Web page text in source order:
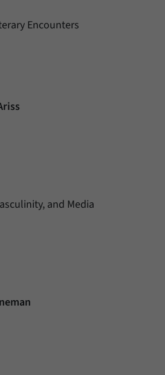
Encounters
and Media